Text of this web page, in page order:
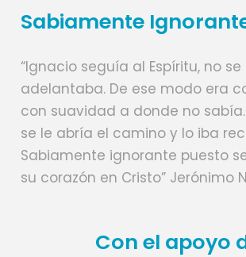
Sabiamente
“Ignacio seguía al Espíritu, no se
adelantaba. De ese modo era
con suavidad a donde no
se le abría el camino y lo iba
Sabiamente ignorante puesto
su corazón en Cristo” Jerónimo
Con el apoyo